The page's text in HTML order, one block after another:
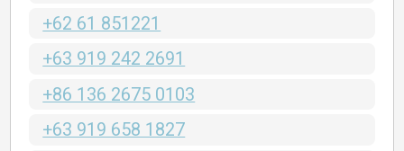
+62 61 851221
+63 919 242 2691
+86 136 2675 0103
+63 919 658 1827